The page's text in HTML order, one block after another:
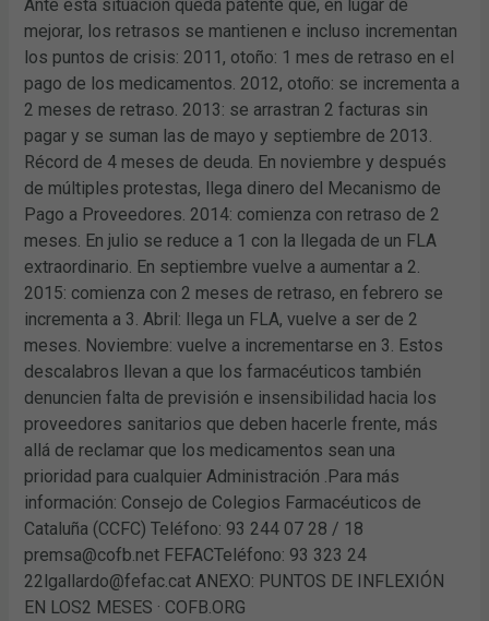
Ante esta situación queda patente que, en lugar de
mejorar, los retrasos se mantienen e incluso incrementan
los puntos de crisis: 2011, otoño: 1 mes de retraso en el
pago de los medicamentos. 2012, otoño: se incrementa a
2 meses de retraso. 2013: se arrastran 2 facturas sin
pagar y se suman las de mayo y septiembre de 2013.
Récord de 4 meses de deuda. En noviembre y después
de múltiples protestas, llega dinero del Mecanismo de
Pago a Proveedores. 2014: comienza con retraso de 2
meses. En julio se reduce a 1 con la llegada de un FLA
extraordinario. En septiembre vuelve a aumentar a 2.
2015: comienza con 2 meses de retraso, en febrero se
incrementa a 3. Abril: llega un FLA, vuelve a ser de 2
meses. Noviembre: vuelve a incrementarse en 3. Estos
descalabros llevan a que los farmacéuticos también
denuncien falta de previsión e insensibilidad hacia los
proveedores sanitarios que deben hacerle frente, más
allá de reclamar que los medicamentos sean una
prioridad para cualquier Administración .Para más
información: Consejo de Colegios Farmacéuticos de
Cataluña (CCFC) Teléfono: 93 244 07 28 / 18
premsa@cofb.net FEFACTeléfono: 93 323 24
22lgallardo@fefac.cat ANEXO: PUNTOS DE INFLEXIÓN
EN LOS2 MESES · COFB.ORG